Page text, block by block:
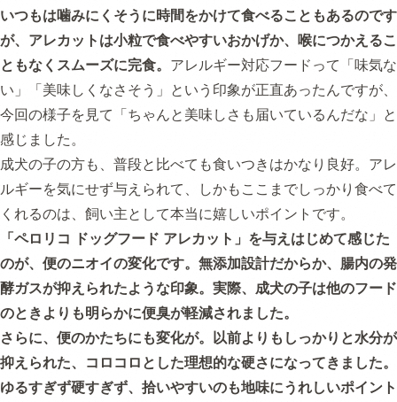
いつもは噛みにくそうに時間をかけて食べることもあるのです
が、アレカットは小粒で食べやすいおかげか、喉につかえるこ
ともなくスムーズに完食。 アレルギー対応フードって「味気な
い」「美味しくなさそう」という印象が正直あったんですが、
今回の様子を見て「ちゃんと美味しさも届いているんだな」と
感じました。
成犬の子の方も、普段と比べても食いつきはかなり良好。アレ
ルギーを気にせず与えられて、しかもここまでしっかり食べて
くれるのは、飼い主として本当に嬉しいポイントです。
「ペロリコ ドッグフード アレカット」を与えはじめて感じた
のが、便のニオイの変化です。無添加設計だからか、腸内の発
酵ガスが抑えられたような印象。実際、成犬の子は他のフード
のときよりも明らかに便臭が軽減されました。
さらに、便のかたちにも変化が。以前よりもしっかりと水分が
抑えられた、コロコロとした理想的な硬さになってきました。
ゆるすぎず硬すぎず、拾いやすいのも地味にうれしいポイント